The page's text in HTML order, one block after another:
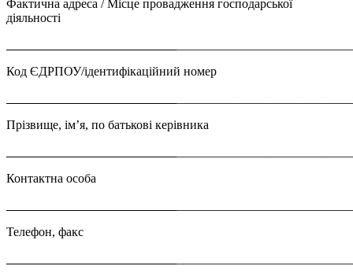
Фактична адреса / Місце провадження господарської
діяльності
Код ЄДРПОУ/ідентифікаційний номер
Прізвище, ім’я, по батькові керівника
Контактна особа
Телефон, факс